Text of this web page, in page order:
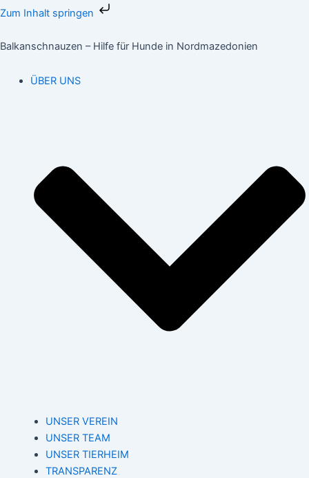
Zum Inhalt springen
Zum
springen
Balkanschnauzen – Hilfe für Hunde in Nordmazedonien
ÜBER UNS
UNSER VEREIN
UNSER TEAM
UNSER TIERHEIM
TRANSPARENZ
nach: